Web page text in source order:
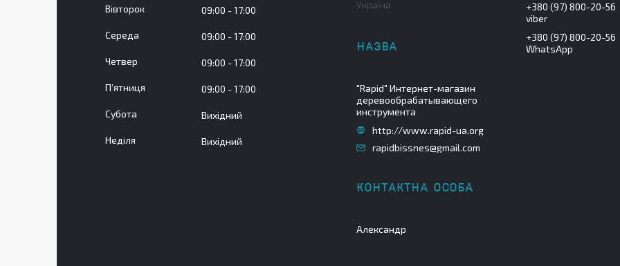
Вівторок 09:00 17:00
Середа 09:00 17:00
Четвер 09:00 17:00
Пʼятниця 09:00 17:00
Субота Вихідний
Неділя Вихідний
Україна
"Rapid" Интернет-магазин
деревообрабатывающего
инструмента
http://www.rapid-ua.org
rapidbissnes@gmail.com
Александр
+380 (97) 800-20-56
viber
+380 (97) 800-20-56
WhatsApp